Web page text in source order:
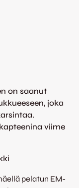
on saanut
joka
viime
pelatun EM-